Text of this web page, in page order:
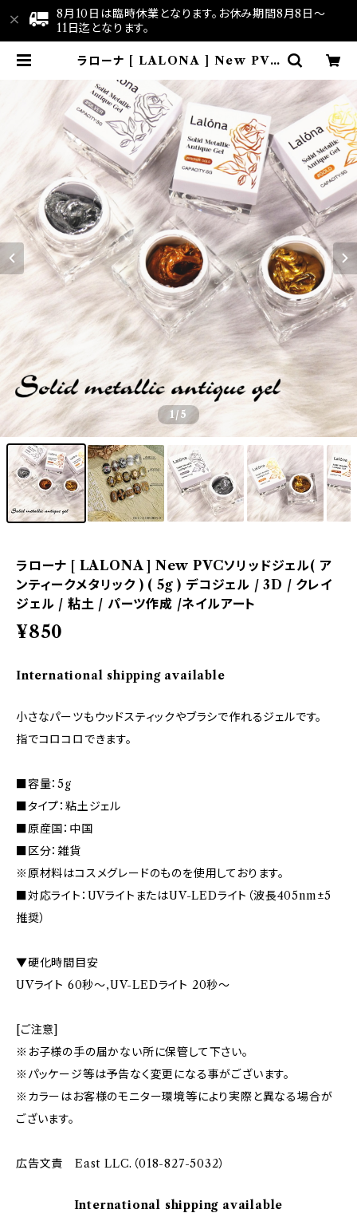
8月10日は臨時休業となります。お休み期間8月8日～
11日迄となります。
ラローナ [ LALONA ] New PVC
ク ) ( 5g ) デコジェル / 3D / クレ
イジェル / 粘土 / パーツ作成 /ネイ
ルアート | LALONA
1 /5
ラローナ [ LALONA ] New PVCソリッドジェル( ア
ンティークメタリック ) ( 5g ) デコジェル / 3D / クレイ
ジェル / 粘土 / パーツ作成 /ネイルアート
¥850
International shipping available
小さなパーツもウッドスティックやブラシで作れるジェルです。
指でコロコロできます。
■容量：5g
■タイプ：粘土ジェル
■原産国：中国
■区分：雑貨
※原材料はコスメグレードのものを使用しております。
■対応ライト：UVライトまたはUV-LEDライト（波長405nm±5
推奨）
▼硬化時間目安
UVライト 60秒〜,UV-LEDライト 20秒〜
[ご注意]
※お子様の手の届かない所に保管して下さい。
※パッケージ等は予告なく変更になる事がございます。
※カラーはお客様のモニター環境等により実際と異なる場合が
ございます。
広告文責 East LLC.（018-827-5032）
International shipping available